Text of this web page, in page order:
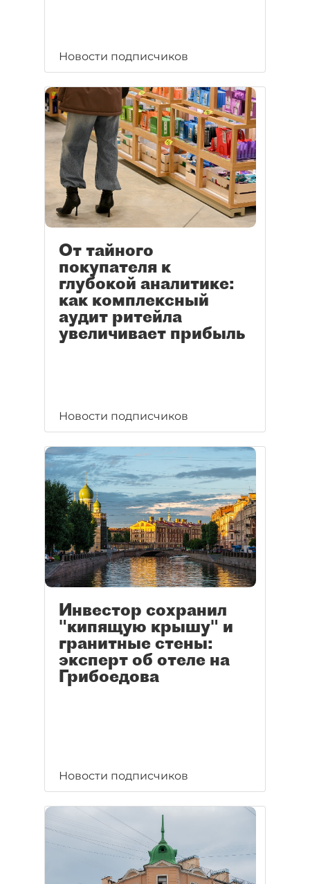
Новости подписчиков
От тайного
покупателя к
глубокой аналитике:
как комплексный
аудит ритейла
увеличивает прибыль
Новости подписчиков
Инвестор сохранил
"кипящую крышу" и
гранитные стены:
эксперт об отеле на
Грибоедова
Новости подписчиков